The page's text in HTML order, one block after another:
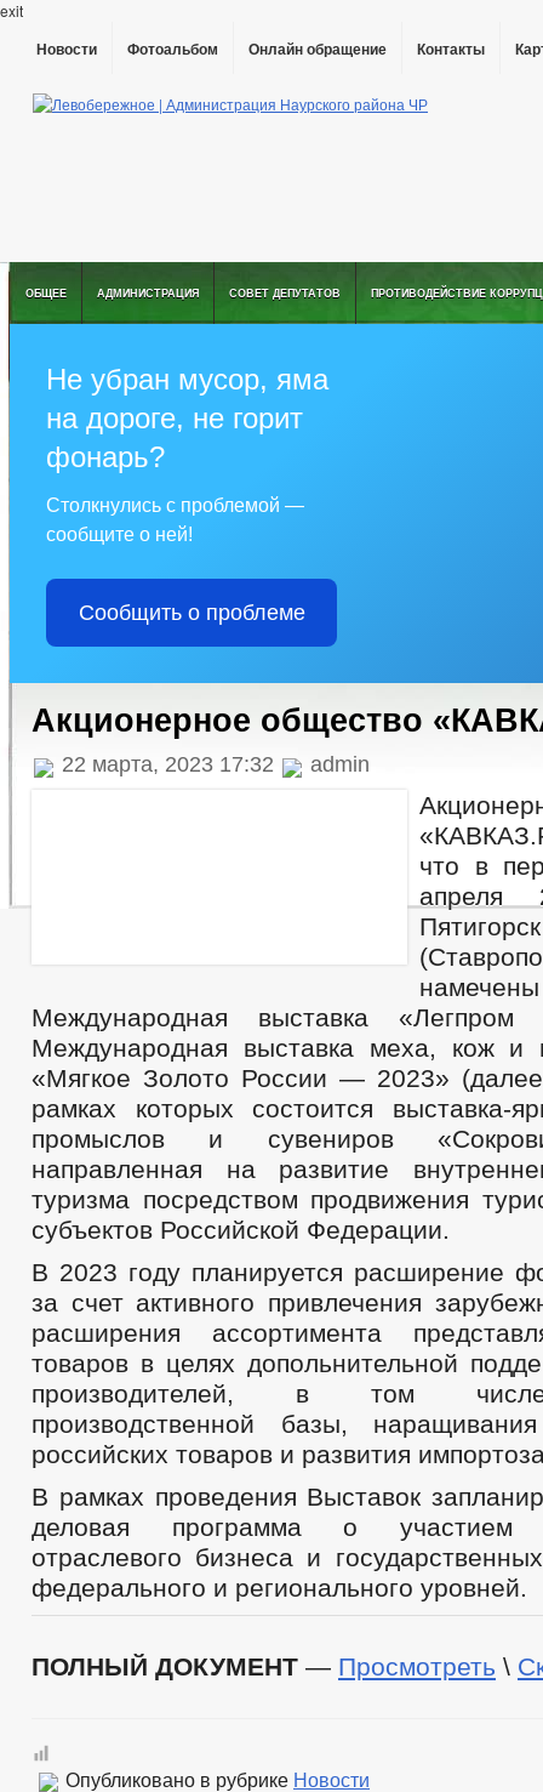
exit
Новости Фотоальбом Онлайн обращение Контакты
ОБЩЕЕ АДМИНИСТРАЦИЯ СОВЕТ ДЕПУТАТОВ ПРОТИВОДЕЙСТВИЕ
Не убран мусор, яма
на дороге, не горит
фонарь?
Столкнулись с проблемой —
сообщите о ней!
Сообщить о проблеме
Акционерное общество
22 марта, 2023 17:32 admin
что в
Пятигорск
Международная выставка
Международная выставка меха, кож и
«Мягкое Золото России — 2023»
рамках которых состоится выставка-
промыслов и сувениров
направленная на развитие
туризма посредством продвижения
субъектов Российской Федерации.
В 2023 году планируется расширение
за счет активного привлечения
расширения ассортимента
товаров в целях допольнительной
производителей, в том
производственной базы,
российских товаров и развития
В рамках проведения Выставок
деловая программа о участием
отраслевого бизнеса и
федерального и регионального уровней.
ПОЛНЫЙ ДОКУМЕНТ — Просмотреть \
Опубликовано в рубрике Новости